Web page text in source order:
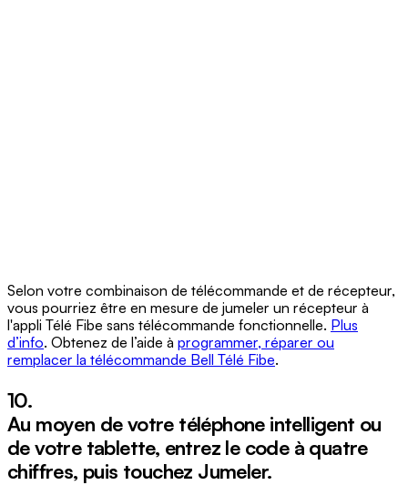
Selon votre combinaison de télécommande et de récepteur,
vous pourriez être en mesure de jumeler un récepteur à
l'appli Télé Fibe sans télécommande fonctionnelle. Plus
d’info. Obtenez de l’aide à programmer, réparer ou
remplacer la télécommande Bell Télé Fibe.
10.
Au moyen de votre téléphone intelligent ou
de votre tablette, entrez le code à quatre
chiffres, puis touchez Jumeler.